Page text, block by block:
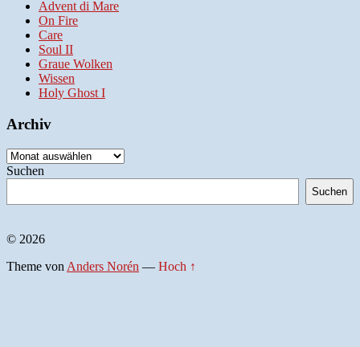
Advent di Mare
On Fire
Care
Soul II
Graue Wolken
Wissen
Holy Ghost I
Archiv
Archiv
Suchen
Suchen
© 2026
Theme von Anders Norén — Hoch ↑